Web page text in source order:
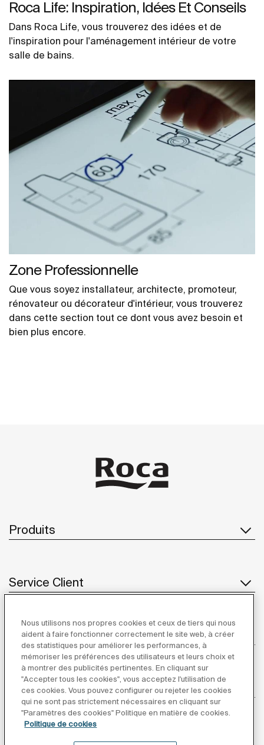
Roca Life: Inspiration, Idées Et Conseils
Dans Roca Life, vous trouverez des idées et de
l'inspiration pour l'aménagement intérieur de votre
salle de bains.
Zone Professionnelle
Que vous soyez installateur, architecte, promoteur,
rénovateur ou décorateur d'intérieur, vous trouverez
dans cette section tout ce dont vous avez besoin et
bien plus encore.
Produits
Service Client
À propos de Roca
Inspiration
Suivez-nous
Nous utilisons nos propres cookies et ceux de tiers qui nous
aident à faire fonctionner correctement le site web, à créer
des statistiques pour améliorer les performances, à
mémoriser les préférences des utilisateurs et leurs choix et
à montrer des publicités pertinentes. En cliquant sur
"Accepter tous les cookies", vous acceptez l'utilisation de
ces cookies. Vous pouvez configurer ou rejeter les cookies
qui ne sont pas strictement nécessaires en cliquant sur
"Paramètres des cookies" Politique en matière de cookies.
Politique de cookies